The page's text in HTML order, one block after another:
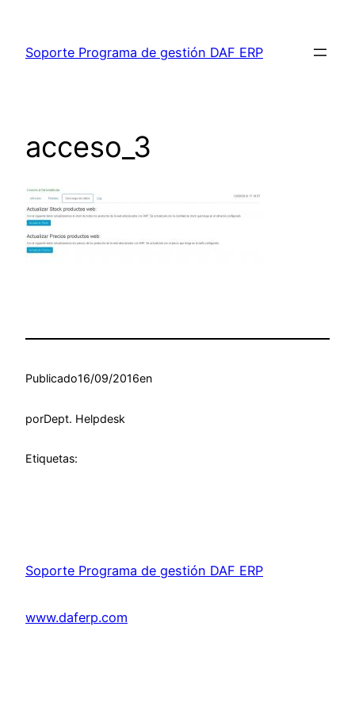
contenido
Soporte Programa de gestión DAF ERP
acceso_3
Publicado16/09/2016en
porDept. Helpdesk
Etiquetas:
Soporte Programa de gestión DAF ERP
www.daferp.com